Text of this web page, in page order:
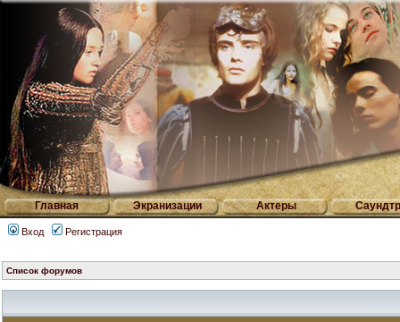
Главная Экранизации Актеры
Вход Регистрация
Список форумов